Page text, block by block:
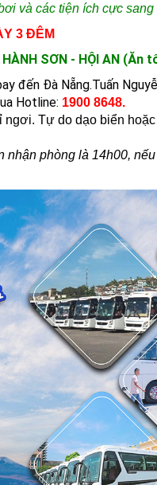
và các tiện ích cực sang
3 ĐÊM
SƠN - HỘI AN (Ăn
đến Đà Nẵng.Tuấn
Hotline: 1900 8648.
ngơi.Tự do dạo biển
nhận phòng là 14h00,